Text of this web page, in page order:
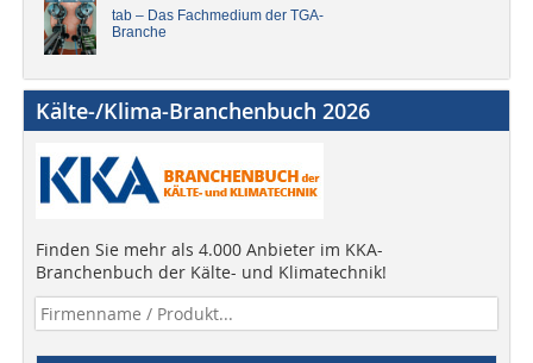
tab – Das Fachmedium der TGA-
Branche
Kälte-/Klima-Branchenbuch 2026
Finden Sie mehr als 4.000 Anbieter im KKA-
Branchenbuch der Kälte- und Klimatechnik!